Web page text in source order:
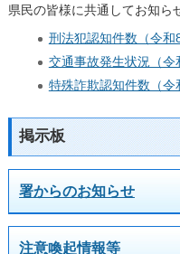
県民の皆様に共通してお知ら
刑法犯認知件数（令和
交通事故発生状況（令
特殊詐欺認知件数（令
掲示板
署からのお知らせ
注意喚起情報等